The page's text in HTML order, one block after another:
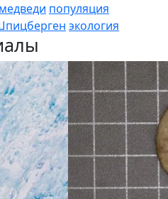
популяция
экология